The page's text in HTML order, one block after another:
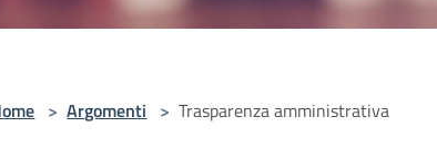
> Argomenti > Trasparenza amministrativa